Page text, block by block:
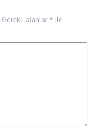
Gerekli alanlar * ile